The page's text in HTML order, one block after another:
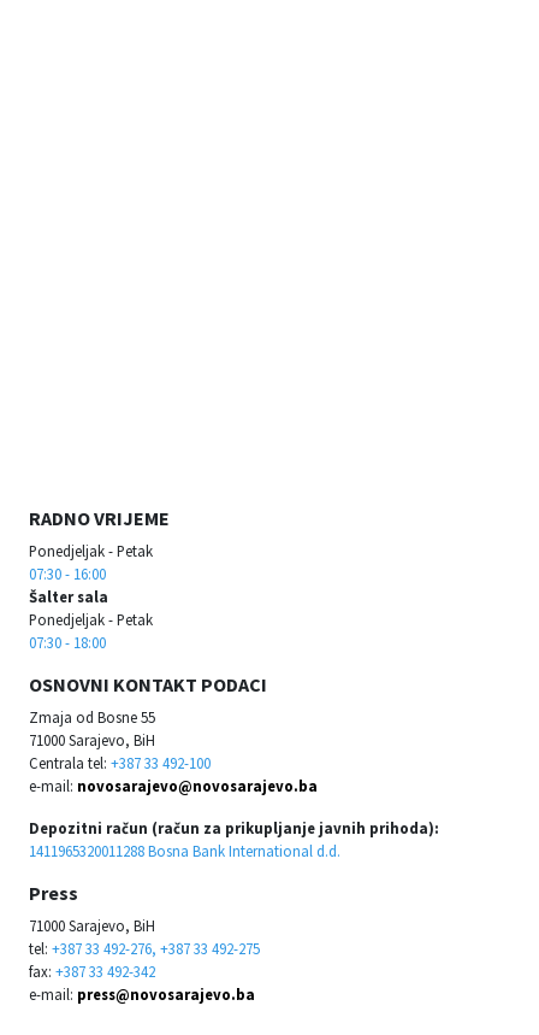
RADNO VRIJEME
Ponedjeljak - Petak
07:30 - 16:00
Šalter sala
Ponedjeljak - Petak
07:30 - 18:00
OSNOVNI KONTAKT PODACI
Zmaja od Bosne 55
71000 Sarajevo, BiH
Centrala tel: +387 33 492-100
e-mail: novosarajevo@novosarajevo.ba
Depozitni račun (račun za prikupljanje javnih prihoda):
1411965320011288 Bosna Bank International d.d.
Press
71000 Sarajevo, BiH
tel: +387 33 492-276, +387 33 492-275
fax: +387 33 492-342
e-mail: press@novosarajevo.ba